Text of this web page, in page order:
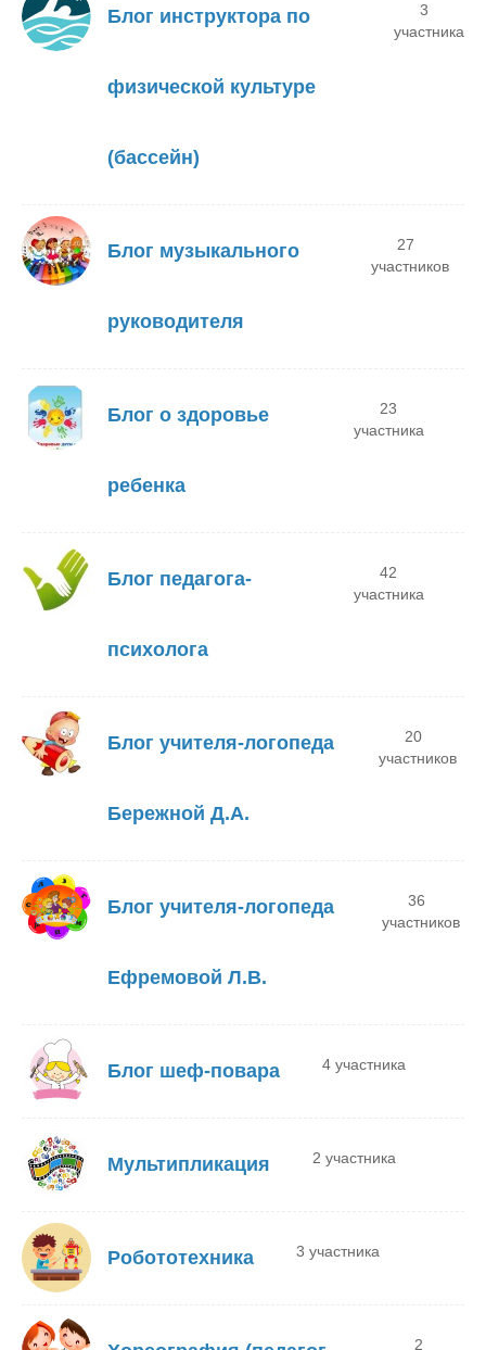
Блог инструктора по
физической культуре
(бассейн)
3
участника
Блог музыкального
руководителя
27
участников
Блог о здоровье
ребенка
23
участника
Блог педагога-
психолога
42
участника
Блог учителя-логопеда
Бережной Д.А.
20
участников
Блог учителя-логопеда
Ефремовой Л.В.
36
участников
Блог шеф-повара 4 участника
Мультипликация 2 участника
Робототехника 3 участника
2